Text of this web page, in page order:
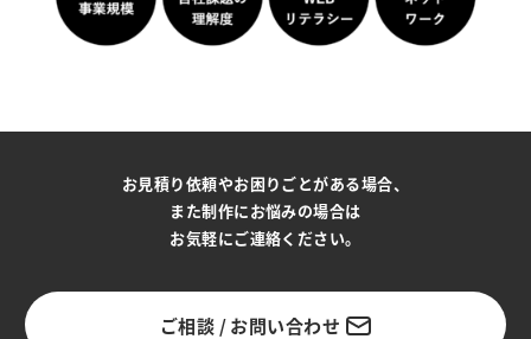
お見積り依頼やお困りごとがある場合、
また制作にお悩みの場合は
お気軽にご連絡ください。
ご相談 / お問い合わせ